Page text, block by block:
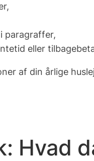
paragraffer,
eller
af din årlige
Hvad